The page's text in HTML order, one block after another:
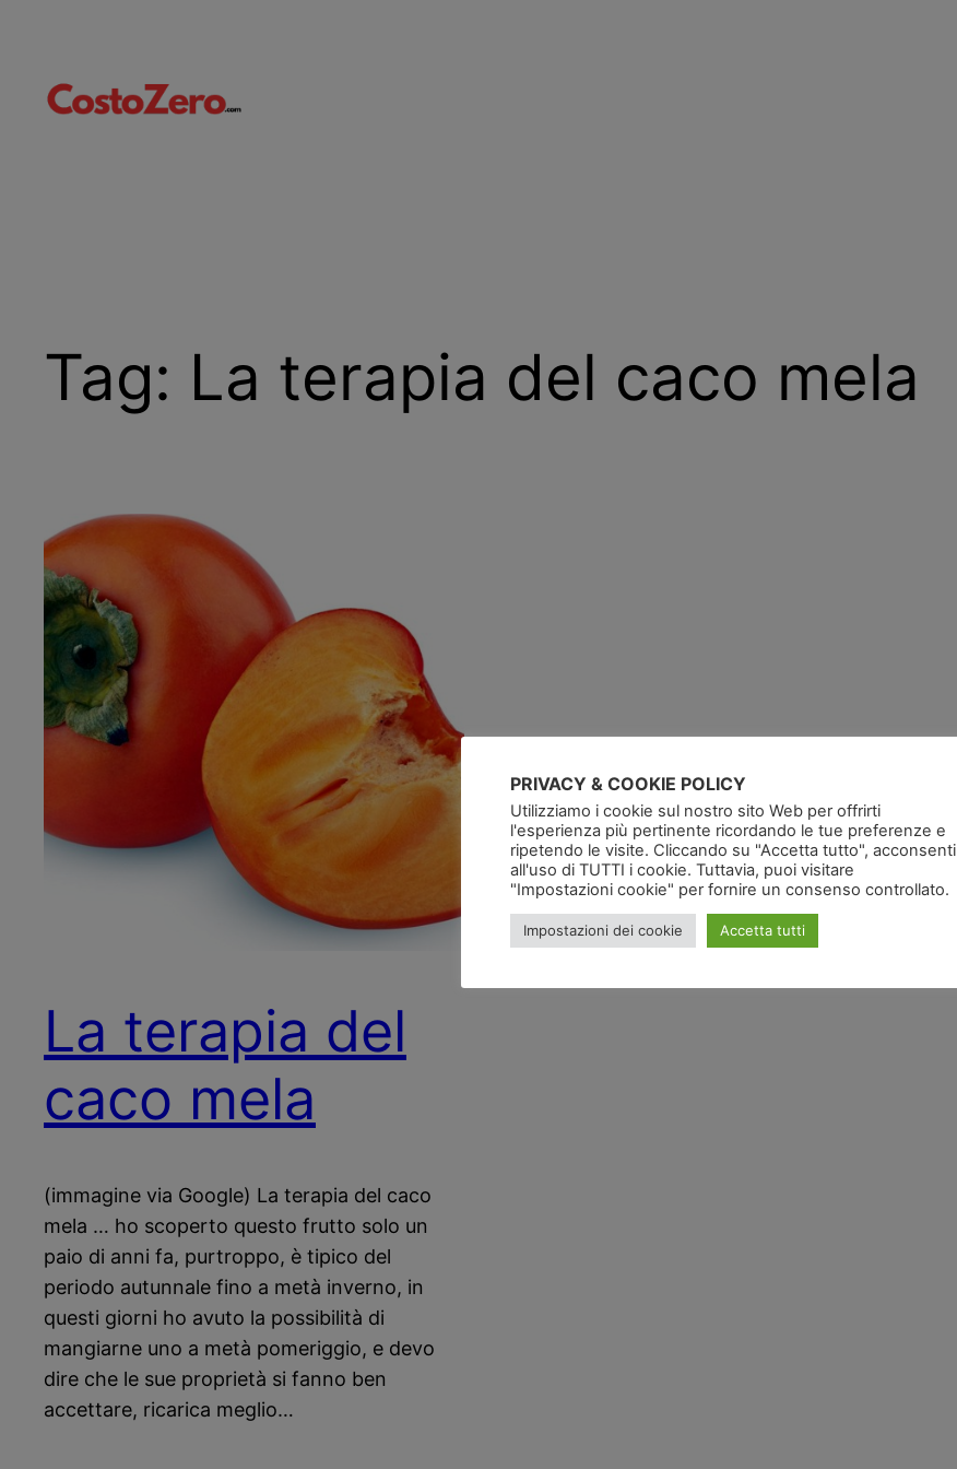
contenuto
Tag: La terapia del caco mela
La terapia del
caco mela
(immagine via Google) La terapia del caco
mela … ho scoperto questo frutto solo un
paio di anni fa, purtroppo, è tipico del
periodo autunnale fino a metà inverno, in
questi giorni ho avuto la possibilità di
mangiarne uno a metà pomeriggio, e devo
dire che le sue proprietà si fanno ben
accettare, ricarica meglio…
PRIVACY & COOKIE POLICY
Utilizziamo i cookie sul nostro sito Web per offrirti
l'esperienza più pertinente ricordando le tue preferenze e
ripetendo le visite. Cliccando su "Accetta tutto", acconsenti
all'uso di TUTTI i cookie. Tuttavia, puoi visitare
"Impostazioni cookie" per fornire un consenso controllato.
Impostazioni dei cookie Accetta tutti